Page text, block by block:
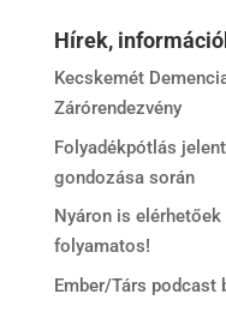
Hírek,
Kecskemét
Zárórendezvény
Folyadékpótlás
gondozása során
Nyáron is
folyamatos!
Ember/Társ podcast